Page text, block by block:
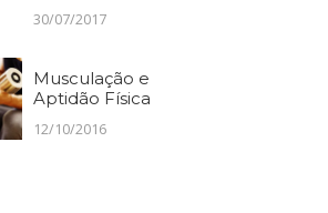
30/07/2017
Musculação e
Aptidão Física
12/10/2016